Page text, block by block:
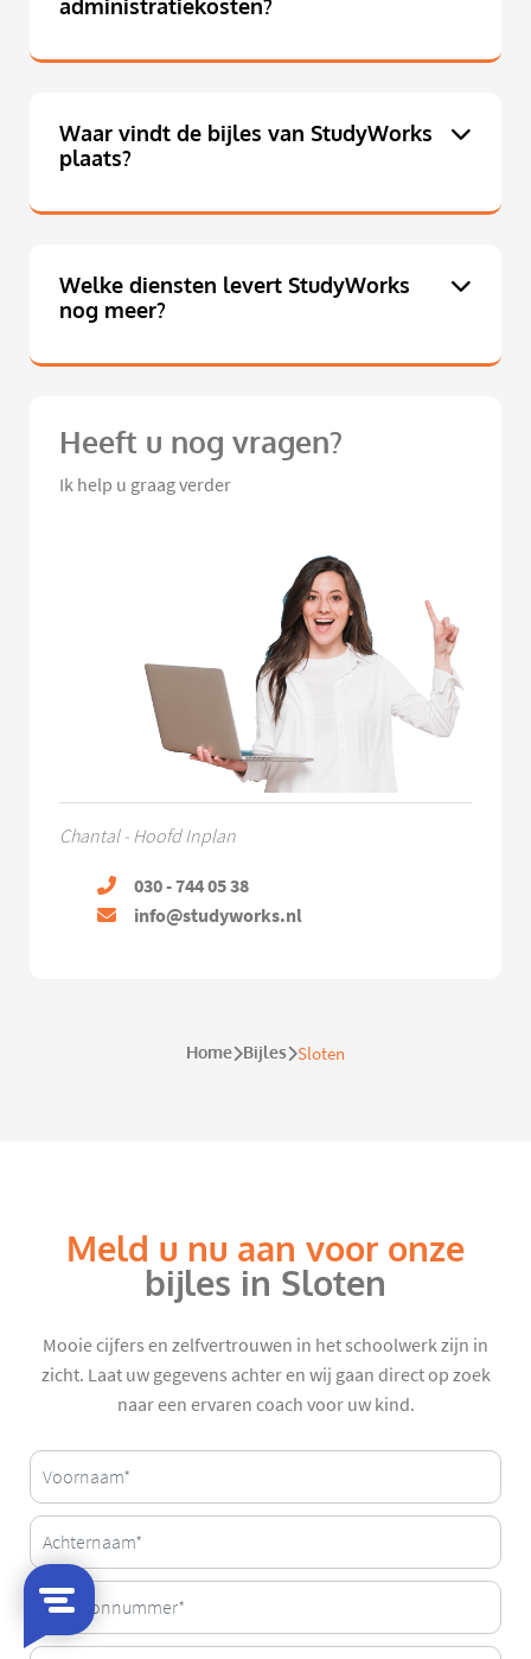
administratiekosten?
Waar vindt de bijles van StudyWorks
plaats?
Welke diensten levert StudyWorks
nog meer?
Heeft u nog vragen?
Ik help u graag verder
Chantal - Hoofd Inplan
030 - 744 05 38
info@studyworks.nl
Home Bijles Sloten
Meld u nu aan voor onze
bijles in Sloten
Mooie cijfers en zelfvertrouwen in het schoolwerk zijn in
zicht. Laat uw gegevens achter en wij gaan direct op zoek
naar een ervaren coach voor uw kind.